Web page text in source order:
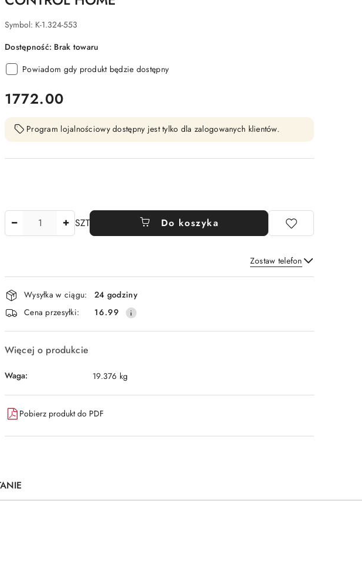
Symbol: K-1.324-553
Dostępność: Brak towaru
Powiadom gdy produkt będzie dostępny
cena:
1772.00
Program lojalnościowy dostępny jest tylko dla zalogowanych klientów.
SZT Do koszyka
Zostaw telefon
Wyślij
Dostępność
i
dostawa
Wysyłka w ciągu:
24 godziny
Cena przesyłki:
16.99
Więcej o produkcie
Waga: 19.376 kg
Pobierz produkt do PDF